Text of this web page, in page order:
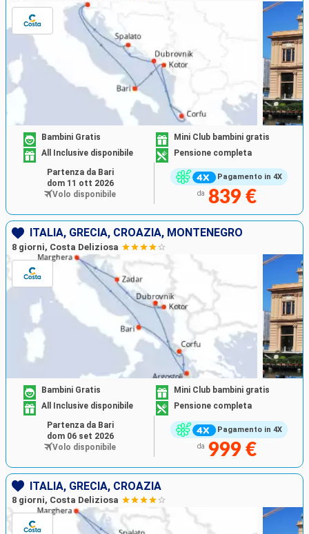
Pagamento in 4X
Bambini Gratis
Mini Club bambini gratis
All Inclusive disponibile
Pensione completa
da 839 €
Partenza da Bari
dom 11 ott 2026
Volo disponibile
ITALIA, GRECIA, CROAZIA, MONTENEGRO
8 giorni, Costa Deliziosa
Pagamento in 4X
Bambini Gratis
Mini Club bambini gratis
All Inclusive disponibile
Pensione completa
da 999 €
Partenza da Bari
dom 06 set 2026
Volo disponibile
ITALIA, GRECIA, CROAZIA
8 giorni, Costa Deliziosa